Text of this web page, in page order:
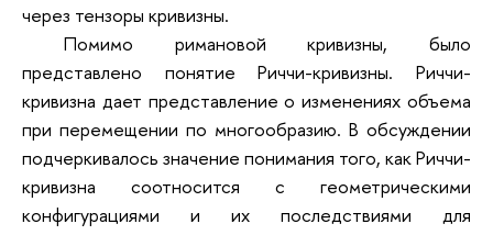
через тензоры кривизны.
Помимо римановой кривизны, было
представлено понятие Риччи-кривизны. Риччи-
кривизна дает представление о изменениях объема
при перемещении по многообразию. В обсуждении
подчеркивалось значение понимания того, как Риччи-
кривизна соотносится с геометрическими
конфигурациями и их последствиями для